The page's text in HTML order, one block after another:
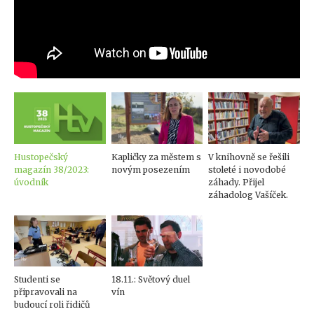
Hustopečský
magazín 38/2023:
úvodník
Kapličky za městem s
novým posezením
V knihovně se řešili
stoleté i novodobé
záhady. Přijel
záhadolog Vašíček.
Studenti se
připravovali na
budoucí roli řidičů
18.11.: Světový duel
vín